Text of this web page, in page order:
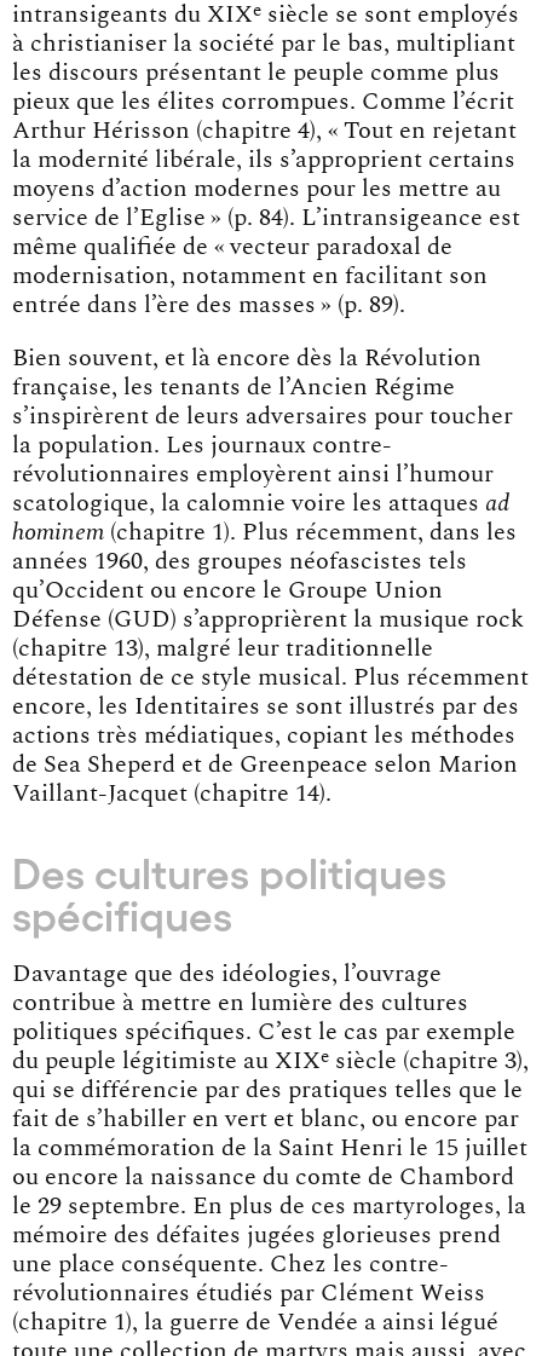
intransigeants du XIXe siècle se sont employés
à christianiser la société par le bas, multipliant
les discours présentant le peuple comme plus
pieux que les élites corrompues. Comme l’écrit
Arthur Hérisson (chapitre 4), « Tout en rejetant
la modernité libérale, ils s’approprient certains
moyens d’action modernes pour les mettre au
service de l’Eglise » (p. 84). L’intransigeance est
même qualifiée de « vecteur paradoxal de
modernisation, notamment en facilitant son
entrée dans l’ère des masses » (p. 89).
Bien souvent, et là encore dès la Révolution
française, les tenants de l’Ancien Régime
s’inspirèrent de leurs adversaires pour toucher
la population. Les journaux contre-
révolutionnaires employèrent ainsi l’humour
scatologique, la calomnie voire les attaques ad
hominem (chapitre 1). Plus récemment, dans les
années 1960, des groupes néofascistes tels
qu’Occident ou encore le Groupe Union
Défense (GUD) s’approprièrent la musique rock
(chapitre 13), malgré leur traditionnelle
détestation de ce style musical. Plus récemment
encore, les Identitaires se sont illustrés par des
actions très médiatiques, copiant les méthodes
de Sea Sheperd et de Greenpeace selon Marion
Vaillant-Jacquet (chapitre 14).
Des cultures politiques
spécifiques
Davantage que des idéologies, l’ouvrage
contribue à mettre en lumière des cultures
politiques spécifiques. C’est le cas par exemple
du peuple légitimiste au XIXe siècle (chapitre 3),
qui se différencie par des pratiques telles que le
fait de s’habiller en vert et blanc, ou encore par
la commémoration de la Saint Henri le 15 juillet
ou encore la naissance du comte de Chambord
le 29 septembre. En plus de ces martyrologes, la
mémoire des défaites jugées glorieuses prend
une place conséquente. Chez les contre-
révolutionnaires étudiés par Clément Weiss
(chapitre 1), la guerre de Vendée a ainsi légué